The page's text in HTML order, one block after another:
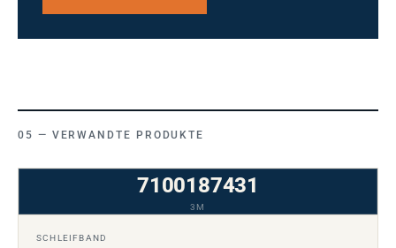
VERWANDTE PRODUKTE
7100187431
3M
SCHLEIFBAND